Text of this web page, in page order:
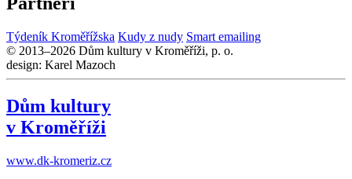
Týdeník Kroměřížska Kudy z nudy Smart emailing
© 2013–2026 Dům kultury v Kroměříži, p. o.
design: Karel Mazoch
Dům kultury
v Kroměříži
www.dk-kromeriz.cz